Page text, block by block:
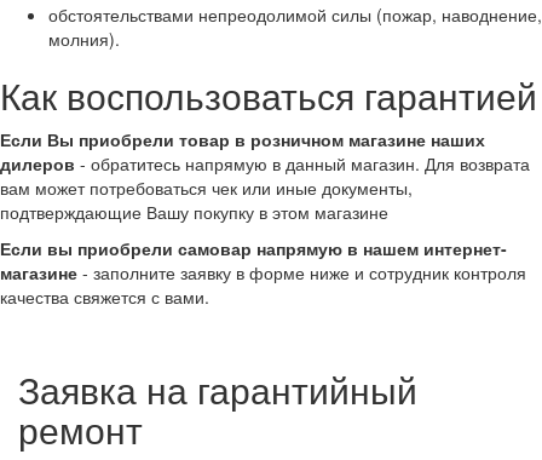
обстоятельствами непреодолимой силы (пожар, наводнение,
молния).
Как воспользоваться гарантией
Если Вы приобрели товар в розничном магазине наших
дилеров - обратитесь напрямую в данный магазин. Для возврата
вам может потребоваться чек или иные документы,
подтверждающие Вашу покупку в этом магазине
Если вы приобрели самовар напрямую в нашем интернет-
магазине - заполните заявку в форме ниже и сотрудник контроля
качества свяжется с вами.
Заявка на гарантийный
ремонт